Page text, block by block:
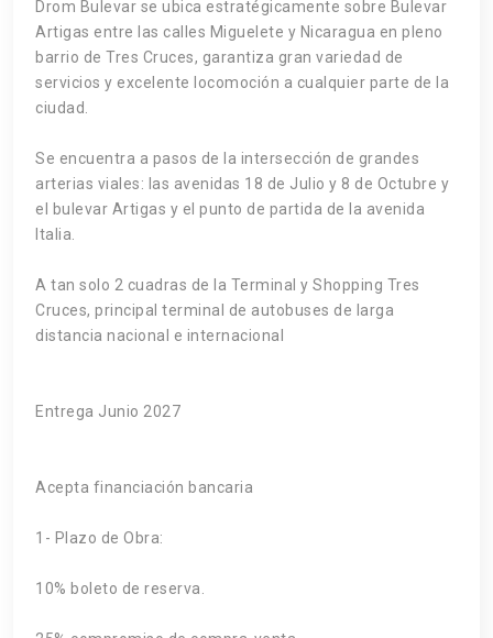
Drom Bulevar se ubica estratégicamente sobre Bulevar
Artigas entre las calles Miguelete y Nicaragua en pleno
barrio de Tres Cruces, garantiza gran variedad de
servicios y excelente locomoción a cualquier parte de la
ciudad.
Se encuentra a pasos de la intersección de grandes
arterias viales: las avenidas 18 de Julio y 8 de Octubre y
el bulevar Artigas y el punto de partida de la avenida
Italia.
A tan solo 2 cuadras de la Terminal y Shopping Tres
Cruces, principal terminal de autobuses de larga
distancia nacional e internacional
Entrega Junio 2027
Acepta financiación bancaria
1- Plazo de Obra:
10% boleto de reserva.